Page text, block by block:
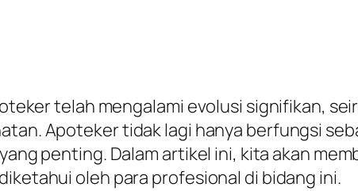
telah mengalami evolusi signifikan,
Apoteker tidak lagi hanya berfungsi
penting. Dalam artikel ini, kita akan
oleh para profesional di bidang ini.